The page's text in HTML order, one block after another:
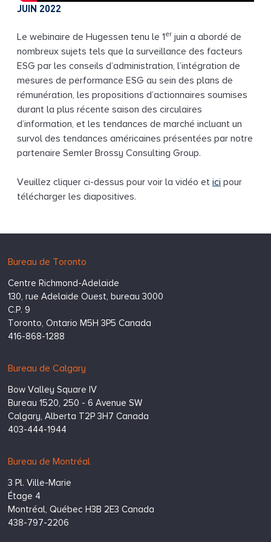
JUIN 2022
Le webinaire de Hugessen tenu le 1 er juin a abordé de
nombreux sujets tels que la surveillance des facteurs
ESG par les conseils d’administration, l’intégration de
mesures de performance ESG au sein des plans de
rémunération, les propositions d’actionnaires soumises
durant la plus récente saison des circulaires
d’information, et les tendances de marché incluant un
survol des tendances américaines présentées par notre
partenaire Semler Brossy Consulting Group.
Veuillez cliquer ci-dessus pour voir la vidéo et ici pour
télécharger les diapositives.
Hugessen
Inc.
https://www.hugessen.com
Bureau de Toronto
Centre Richmond-Adelaide
130, rue Adelaide Ouest, bureau 3000
C.P. 9
Toronto, Ontario M5H 3P5Canada
416-868-1288
Bureau de Calgary
Bow Valley Square IV
Bureau 1520, 250 - 6 Avenue SW
Calgary, Alberta T2P 3H7Canada
403-444-1944
Bureau de Montréal
3 Pl. Ville-Marie
Étage 4
Montréal, Québec H3B 2E3Canada
438-797-2206